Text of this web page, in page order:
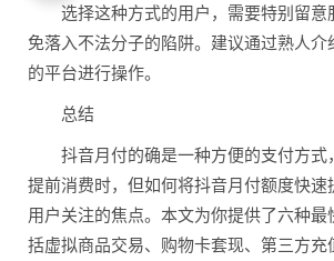
选择这种方式的用户，需要特别留意
免落入不法分子的陷阱。建议通过熟人
的平台进行操作。
总结
抖音月付的确是一种方便的支付方式
提前消费时，但如何将抖音月付额度快速
用户关注的焦点。本文为你提供了六种
括虚拟商品交易、购物卡套现、第三方充